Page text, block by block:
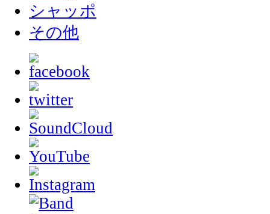
シャッポ
その他